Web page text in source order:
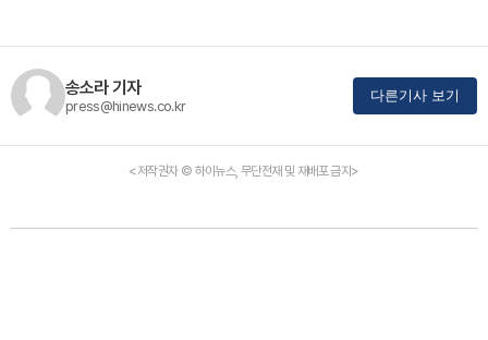
송소라 기자
press@hinews.co.kr
다른기사 보기
<저작권자 © 하이뉴스, 무단전재 및 재배포 금지>